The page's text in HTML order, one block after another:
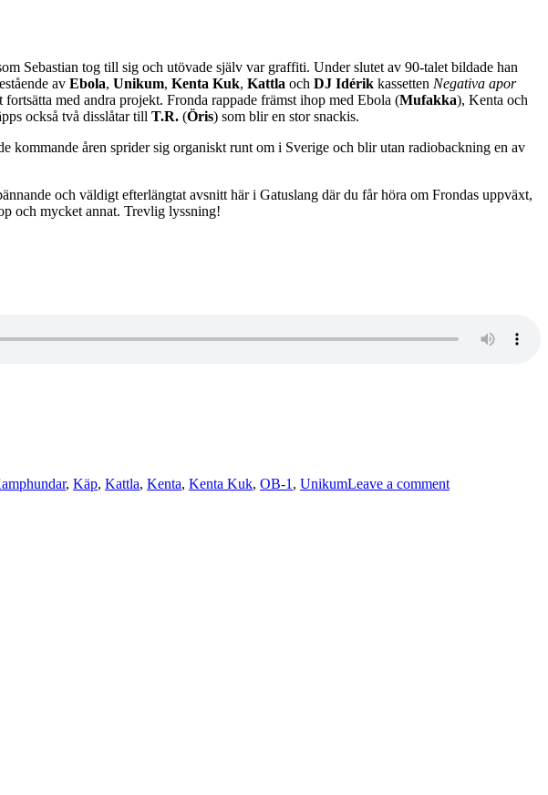
Sebastian tog till sig och utövade själv var graffiti. Under slutet av 90-talet bildade han
av Ebola, Unikum, Kenta Kuk, Kattla och DJ Idérik kassetten Negativa apor
med andra projekt. Fronda rappade främst ihop med Ebola (Mufakka), Kenta och
också två disslåtar till T.R. (Öris) som blir en stor snackis.
kommande åren sprider sig organiskt runt om i Sverige och blir utan radiobackning en av
och väldigt efterlängtat avsnitt här i Gatuslang där du får höra om Frondas uppväxt,
och mycket annat. Trevlig lyssning!
, Käp, Kattla, Kenta, Kenta Kuk, OB-1 , UnikumLeave a comment124